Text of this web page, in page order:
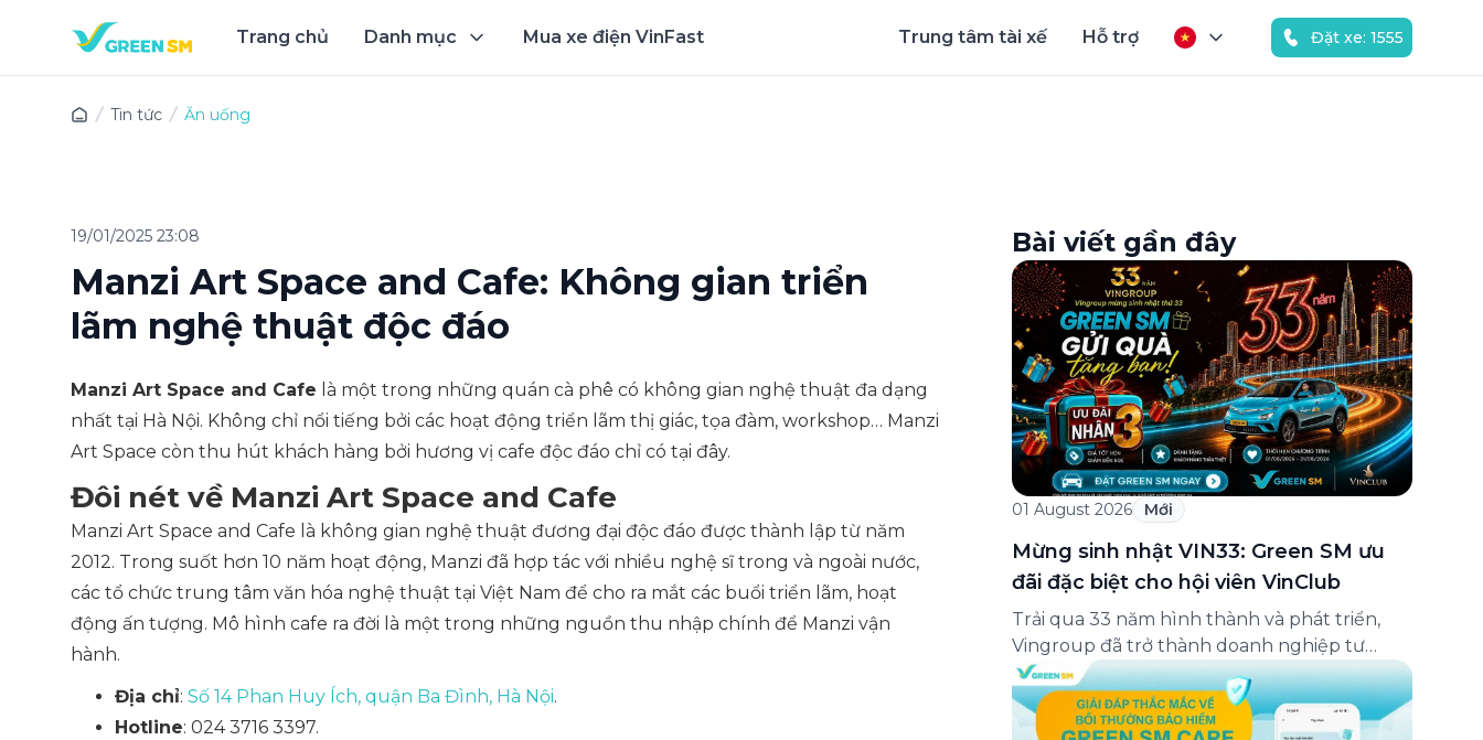
Trang chủ Danh mục Mua xe điện VinFast Trung tâm tài xế Hỗ trợ Đặt xe: 1555
Tin tức Ăn uống
19/01/2025 23:08
Manzi Art Space and Cafe: Không gian triển
lãm nghệ thuật độc đáo
Manzi Art Space and Cafe là một trong những quán cà phê có không gian nghệ thuật đa dạng
nhất tại Hà Nội. Không chỉ nổi tiếng bởi các hoạt động triển lãm thị giác, tọa đàm, workshop… Manzi
Art Space còn thu hút khách hàng bởi hương vị cafe độc đáo chỉ có tại đây.
Đôi nét về Manzi Art Space and Cafe
Manzi Art Space and Cafe là không gian nghệ thuật đương đại độc đáo được thành lập từ năm
2012. Trong suốt hơn 10 năm hoạt động, Manzi đã hợp tác với nhiều nghệ sĩ trong và ngoài nước,
các tổ chức trung tâm văn hóa nghệ thuật tại Việt Nam để cho ra mắt các buổi triển lãm, hoạt
động ấn tượng. Mô hình cafe ra đời là một trong những nguồn thu nhập chính để Manzi vận
hành.
Địa chỉ: Số 14 Phan Huy Ích, quận Ba Đình, Hà Nội.
Hotline: 024 3716 3397.
Bài viết gần đây
01 August 2026 Mới
Mừng sinh nhật VIN33: Green SM ưu
đãi đặc biệt cho hội viên VinClub
Trải qua 33 năm hình thành và phát triển,
Vingroup đã trở thành doanh nghiệp tư
nhân đa ngành lớn nhất Việt Nam, lọt Top 30
doanh nghiệp lớn nhất Đông Nam Á theo
bảng xếp hạng của Tạp chí Fortune (Mỹ).